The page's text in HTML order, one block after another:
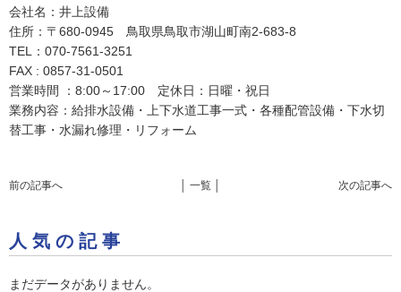
会社名：井上設備
住所：〒680-0945 鳥取県鳥取市湖山町南2-683-8
TEL：070-7561-3251
FAX : 0857-31-0501
営業時間 ：8:00～17:00 定休日：日曜・祝日
業務内容：給排水設備・上下水道工事一式・各種配管設備・下水切
替工事・水漏れ修理・リフォーム
前の記事へ 次の記事へ
│ 一覧 │
人気の記事
まだデータがありません。